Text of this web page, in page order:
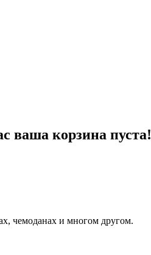
ваша корзина пуста!
чемоданах и многом другом.